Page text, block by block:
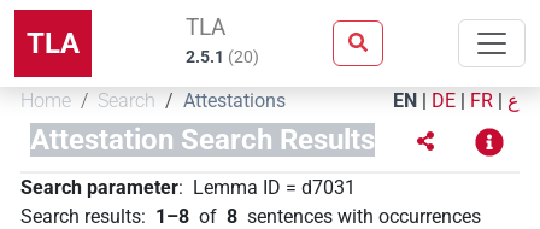
TLA TLA
2.5.1 (20)
Home Search Attestations EN | DE | FR | ع
Attestation Search Results
Search parameter: Lemma ID = d7031
Search results: 1–8 of 8 sentences with occurrences